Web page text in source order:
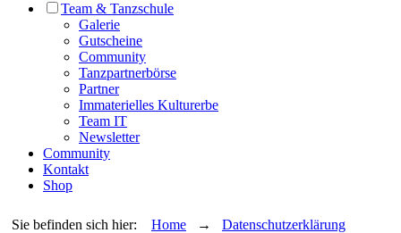
Team & Tanzschule
Galerie
Gutscheine
Community
Tanzpartnerbörse
Partner
Immaterielles Kulturerbe
Team IT
Newsletter
Community
Kontakt
Shop
Sie befinden sich hier: Home → Datenschutzerklärung